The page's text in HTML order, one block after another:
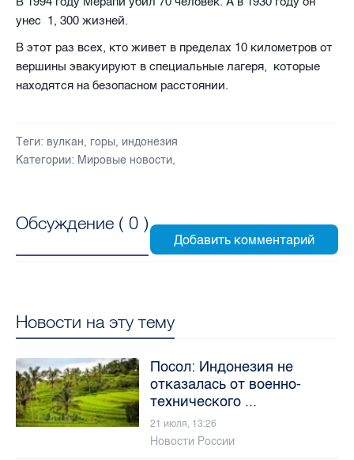
унес 1, 300 жизней.
В этот раз всех, кто живет в пределах 10 километров от
вершины эвакуируют в специальные лагеря, которые
находятся на безопасном расстоянии.
Теги: вулкан, горы, индонезия
Категории: Мировые новости,
Обсуждение ( 0 )
Новости на эту тему
Посол: Индонезия не
отказалась от военно-
технического ...
21 июля, 13:26
Новости России